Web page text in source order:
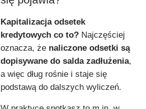
Kapitalizacja odsetek
kredytowych co to? Najczęściej
oznacza, że naliczone odsetki są
dopisywane do salda zadłużenia,
a więc dług rośnie i staje się
podstawą do dalszych wyliczeń.